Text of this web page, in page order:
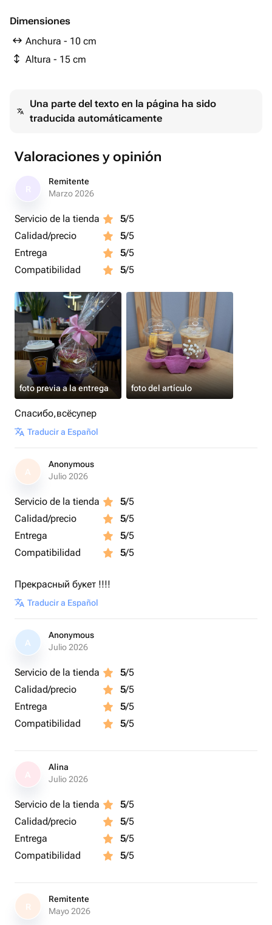
Dimensiones
Anchura - 10 cm
Altura - 15 cm
Una parte del texto en la página ha sido
traducida automáticamente
Valoraciones y opinión
Remitente
Marzo 2026
Servicio de la tienda 5/5
Calidad/precio
5/5
Entrega
5/5
Compatibilidad
5/5
foto previa a la entrega foto del artículo
Спасибо,всёсупер
Traducir a Español
A
Anonymous
Julio 2026
Servicio de la tienda 5/5
Calidad/precio
5/5
Entrega
5/5
Compatibilidad
5/5
Прекрасный букет !!!!
Traducir a Español
A
Anonymous
Julio 2026
Servicio de la tienda 5/5
Calidad/precio
5/5
Entrega
5/5
Compatibilidad
5/5
Alina
Julio 2026
Servicio de la tienda 5/5
Calidad/precio
5/5
Entrega
5/5
Compatibilidad
5/5
R
Remitente
Mayo 2026